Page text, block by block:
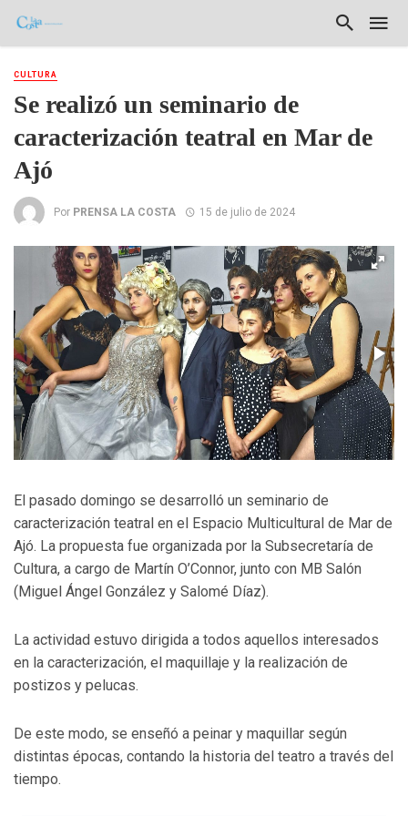
CULTURA
Se realizó un seminario de
caracterización teatral en Mar de
Ajó
Por PRENSA LA COSTA 15 de julio de 2024
El pasado domingo se desarrolló un seminario de
caracterización teatral en el Espacio Multicultural de Mar de
Ajó. La propuesta fue organizada por la Subsecretaría de
Cultura, a cargo de Martín O’Connor, junto con MB Salón
(Miguel Ángel González y Salomé Díaz).
La actividad estuvo dirigida a todos aquellos interesados
en la caracterización, el maquillaje y la realización de
postizos y pelucas.
De este modo, se enseñó a peinar y maquillar según
distintas épocas, contando la historia del teatro a través del
tiempo.